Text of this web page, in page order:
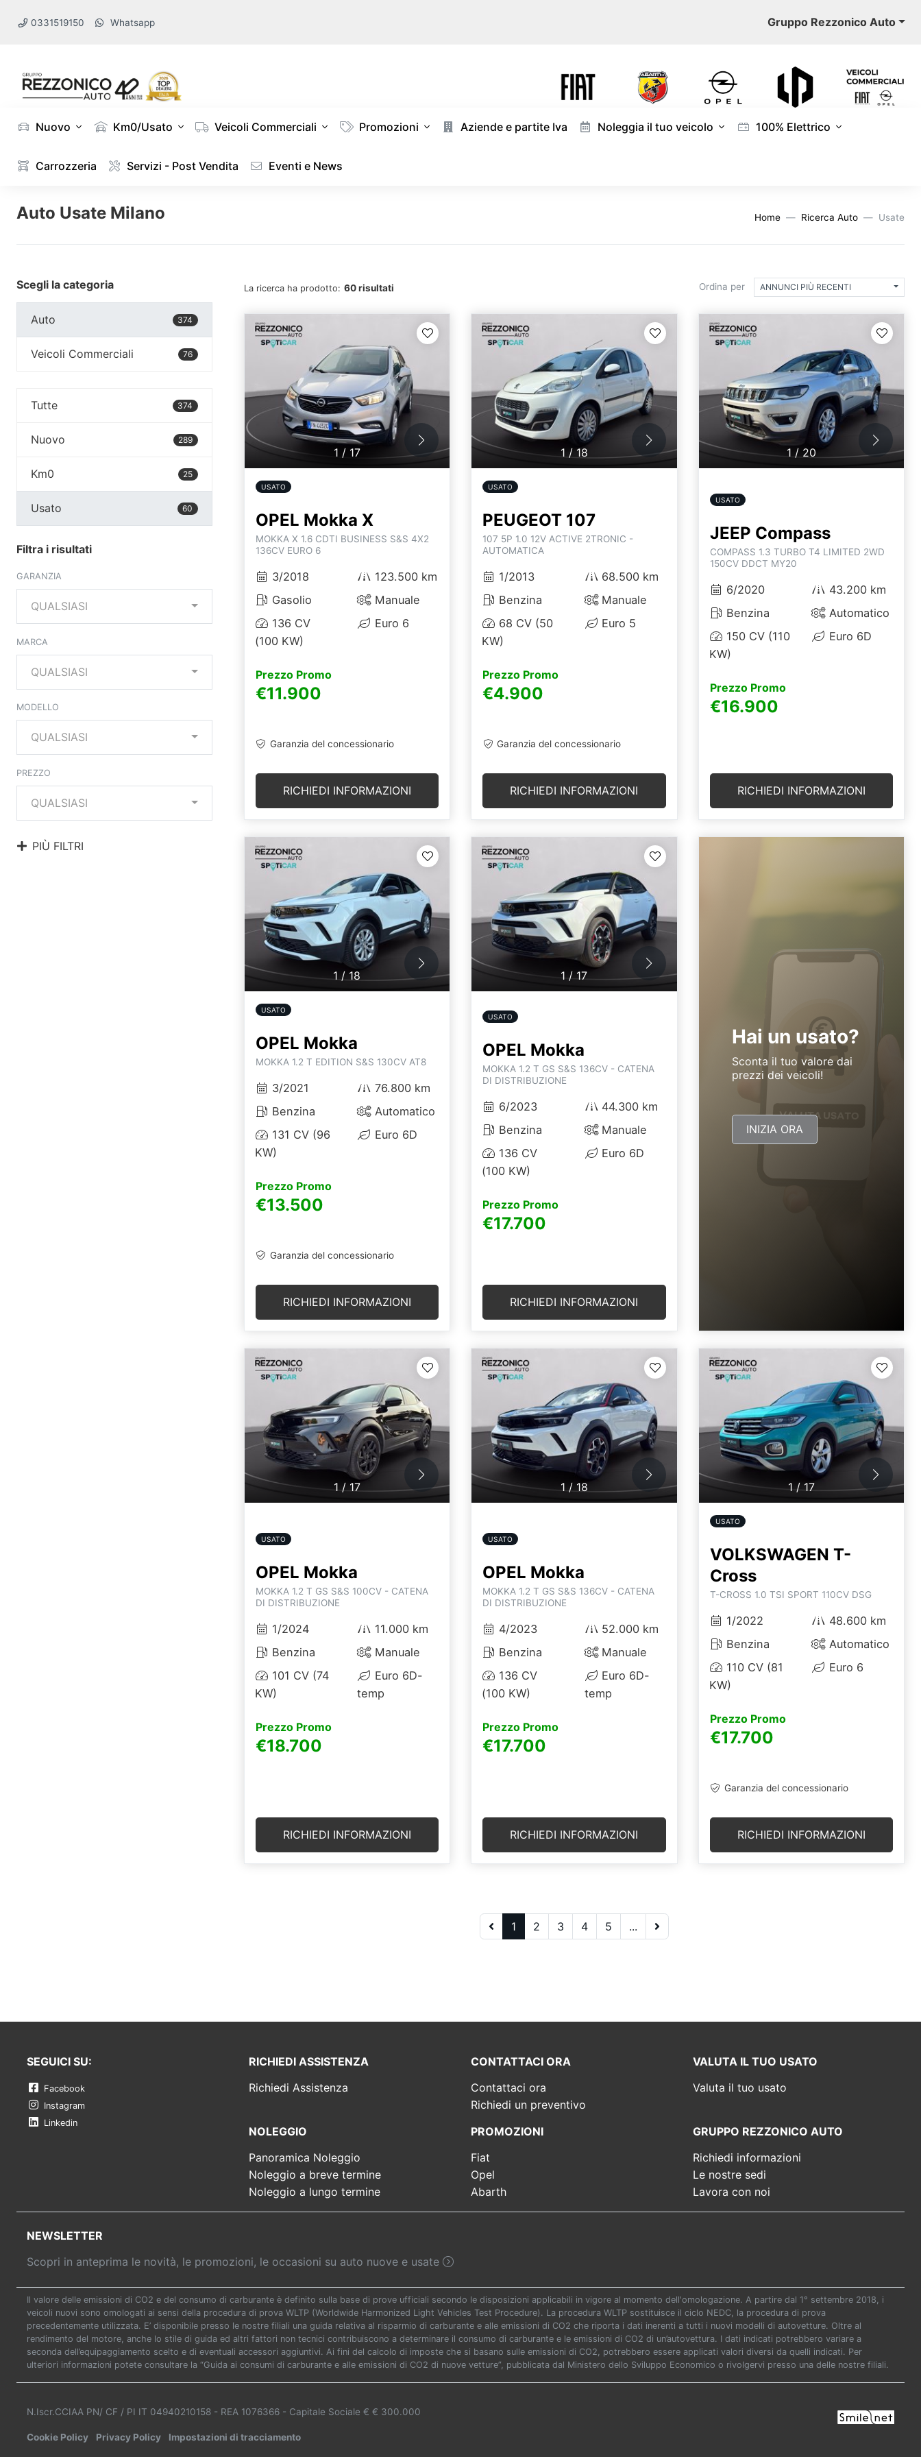
0331519150 Whatsapp Gruppo Rezzonico Auto
Nuovo Km0/Usato Veicoli Commerciali Promozioni Aziende e partite Iva Noleggia il tuo veicolo 100% Elettrico
Carrozzeria Servizi - Post Vendita Eventi e News
Auto Usate Milano Home Ricerca Auto Usate
Scegli la categoria
Auto 374
Veicoli Commerciali 76
Tutte 374
Nuovo 289
Km0 25
Usato 60
Filtra i risultati
GARANZIA
QUALSIASI
MARCA
QUALSIASI
MODELLO
QUALSIASI
PREZZO
QUALSIASI
PIÙ FILTRI
La ricerca ha prodotto: 60 risultati Ordina per ANNUNCI PIÙ RECENTI
1 / 17
USATO
OPEL Mokka X
MOKKA X 1.6 CDTI BUSINESS S&S 4X2
136CV EURO 6
3/2018
123.500 km
Gasolio
Manuale
136 CV
(100 KW)
Euro 6
Prezzo Promo
€11.900
Garanzia del concessionario
RICHIEDI INFORMAZIONI
1 / 18
USATO
PEUGEOT 107
107 5P 1.0 12V ACTIVE 2TRONIC -
AUTOMATICA
1/2013
68.500 km
Benzina
Manuale
68 CV (50
KW)
Euro 5
Prezzo Promo
€4.900
Garanzia del concessionario
RICHIEDI INFORMAZIONI
1 / 20
USATO
JEEP Compass
COMPASS 1.3 TURBO T4 LIMITED 2WD
150CV DDCT MY20
6/2020
43.200 km
Benzina
Automatico
150 CV (110
KW)
Euro 6D
Prezzo Promo
€16.900
RICHIEDI INFORMAZIONI
1/18
USATO
OPEL Mokka
MOKKA 1.2 T EDITION S&S 130CV AT8
3/2021
76.800 km
Benzina
Automatico
131 CV (96
KW)
Euro 6D
Prezzo Promo
€13.500
Garanzia del concessionario
RICHIEDI INFORMAZIONI
1/17
USATO
OPEL Mokka
MOKKA 1.2 T GS S&S 136CV - CATENA
DI DISTRIBUZIONE
6/2023
44.300 km
Benzina
Manuale
136 CV
(100 KW)
Euro 6D
Prezzo Promo
€17.700
RICHIEDI INFORMAZIONI
Hai un usato?
Sconta il tuo valore dai
prezzi dei veicoli!
INIZIA ORA
1/17
USATO
OPEL Mokka
MOKKA 1.2 T GS S&S 100CV - CATENA
DI DISTRIBUZIONE
1/2024
11.000 km
Benzina
Manuale
101 CV (74
KW)
Euro 6D-
temp
Prezzo Promo
€18.700
RICHIEDI INFORMAZIONI
1/18
USATO
OPEL Mokka
MOKKA 1.2 T GS S&S 136CV - CATENA
DI DISTRIBUZIONE
4/2023
52.000 km
Benzina
Manuale
136 CV
(100 KW)
Euro 6D-
temp
Prezzo Promo
€17.700
RICHIEDI INFORMAZIONI
1/17
USATO
VOLKSWAGEN T-
Cross
T-CROSS 1.0 TSI SPORT 110CV DSG
1/2022
48.600 km
Benzina
Automatico
110 CV (81
KW)
Euro 6
Prezzo Promo
€17.700
Garanzia del concessionario
RICHIEDI INFORMAZIONI
1 2 3 4 5 ...
SEGUICI SU:
Facebook
Instagram
Linkedin
RICHIEDI ASSISTENZA
Richiedi Assistenza
CONTATTACI ORA
Contattaci ora
Richiedi un preventivo
VALUTA IL TUO USATO
Valuta il tuo usato
NOLEGGIO
Panoramica Noleggio
Noleggio a breve termine
Noleggio a lungo termine
PROMOZIONI
Fiat
Opel
Abarth
GRUPPO REZZONICO AUTO
Richiedi informazioni
Le nostre sedi
Lavora con noi
NEWSLETTER
Scopri in anteprima le novità, le promozioni, le occasioni su auto nuove e usate
Il valore delle emissioni di CO2 e del consumo di carburante è definito sulla base di prove ufficiali secondo le disposizioni applicabili in vigore al momento dell'omologazione. A partire dal 1° settembre 2018, i
veicoli nuovi sono omologati ai sensi della procedura di prova WLTP (Worldwide Harmonized Light Vehicles Test Procedure). La procedura WLTP sostituisce il ciclo NEDC, la procedura di prova
precedentemente utilizzata. E’ disponibile presso le nostre filiali una guida relativa al risparmio di carburante e alle emissioni di CO2 che riporta i dati inerenti a tutti i nuovi modelli di autovetture. Oltre al
rendimento del motore, anche lo stile di guida ed altri fattori non tecnici contribuiscono a determinare il consumo di carburante e le emissioni di CO2 di un’autovettura. I dati indicati potrebbero variare a
seconda dell’equipaggiamento scelto e di eventuali accessori aggiuntivi. Ai fini del calcolo di imposte che si basano sulle emissioni di CO2, potrebbero essere applicati valori diversi da quelli indicati. Per
ulteriori informazioni potete consultare la “Guida ai consumi di carburante e alle emissioni di CO2 di nuove vetture”, pubblicata dal Ministero dello Sviluppo Economico o rivolgervi presso una delle nostre filiali.
N.Iscr.CCIAA PN/ CF / PI IT 04940210158 - REA 1076366 - Capitale Sociale € € 300.000
Cookie Policy Privacy Policy Impostazioni di tracciamento